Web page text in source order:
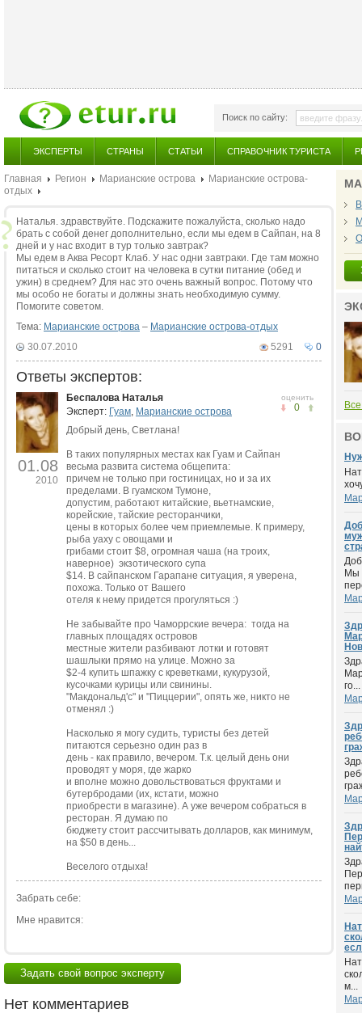
Поиск по сайту:
ЭКСПЕРТЫ СТРАНЫ СТАТЬИ СПРАВОЧНИК ТУРИСТА
Главная Регион Марианские острова
Марианские острова-
отдых
Наталья. здравствуйте. Подскажите пожалуйста, сколько надо
брать с собой денег дополнительно, если мы едем в Сайпан, на 8
дней и у нас входит в тур только завтрак?
Мы едем в Аква Ресорт Клаб. У нас одни завтраки. Где там можно
питаться и сколько стоит на человека в сутки питание (обед и
ужин) в среднем? Для нас это очень важный вопрос. Потому что
мы особо не богаты и должны знать необходимую сумму.
Помогите советом.
Тема: Марианские острова – Марианские острова-отдых
0
5291
30.07.2010
Ответы экспертов:
01.08
2010
оценить
0
Беспалова Наталья
Эксперт: Гуам, Марианские острова
Добрый день, Светлана!
В таких популярных местах как Гуам и Сайпан
весьма развита система общепита:
причем не только при гостиницах, но и за их
пределами. В гуамском Тумоне,
допустим, работают китайские, вьетнамские,
корейские, тайские ресторанчики,
цены в которых более чем приемлемые. К примеру,
рыба уаху с овощами и
грибами стоит $8, огромная чаша (на троих,
наверное) экзотического супа
$14. В сайпанском Гарапане ситуация, я уверена,
похожа. Только от Вашего
отеля к нему придется прогуляться :)
Не забывайте про Чаморрские вечера: тогда на
главных площадях островов
местные жители разбивают лотки и готовят
шашлыки прямо на улице. Можно за
$2-4 купить шпажку с креветками, кукурузой,
кусочками курицы или свинины.
"Макдональд'c" и "Пиццерии", опять же, никто не
отменял :)
Насколько я могу судить, туристы без детей
питаются серьезно один раз в
день - как правило, вечером. Т.к. целый день они
проводят у моря, где жарко
и вполне можно довольствоваться фруктами и
бутербродами (их, кстати, можно
приобрести в магазине). А уже вечером собраться в
ресторан. Я думаю по
бюджету стоит рассчитывать долларов, как минимум,
на $50 в день...
Веселого отдыха!
Забрать себе:
Мне нравится:
Задать свой вопрос эксперту
Нет комментариев
Мы
го...
м...